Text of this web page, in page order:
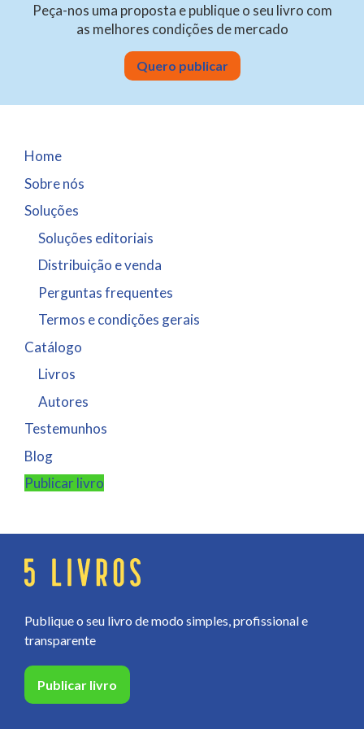
Peça-nos uma proposta e publique o seu livro com
as melhores condições de mercado
Quero publicar
Home
Sobre nós
Soluções
Soluções editoriais
Distribuição e venda
Perguntas frequentes
Termos e condições gerais
Catálogo
Livros
Autores
Testemunhos
Blog
Publicar livro
Publique o seu livro de modo simples, profissional e
transparente
Publicar livro